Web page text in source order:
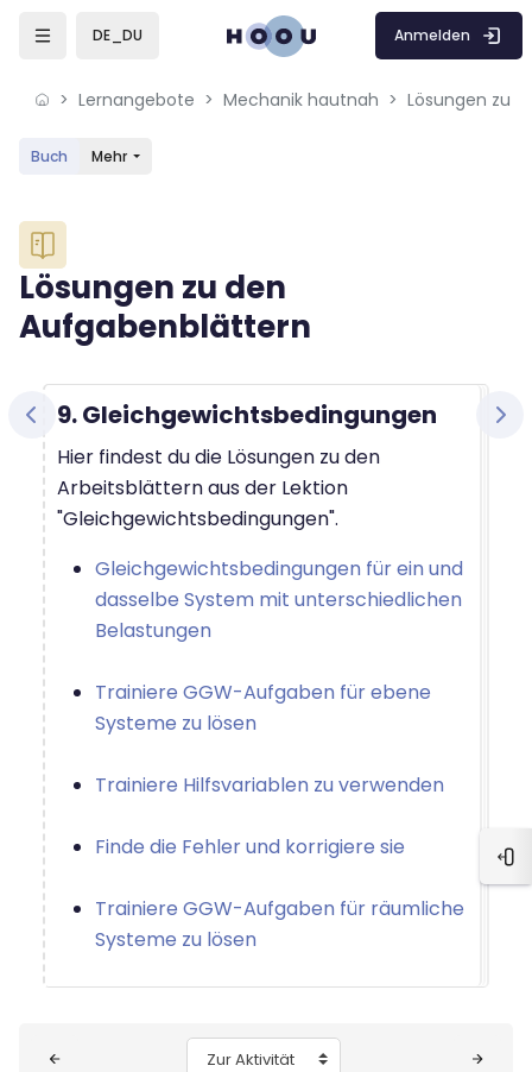
Skip to sidebar navigation menu
Skip to mobile navigation menu
Skip to sidebar hidden blocks
DE_DU Anmelden
Lernangebote Mechanik hautnah Lösungen zu
Buch Mehr
Blöcke
Lösungen zu den
Aufgabenblättern
Blöcke
Abschlussbedingungen
9. Gleichgewichtsbedingungen
Hier findest du die Lösungen zu den
Arbeitsblättern aus der Lektion
"Gleichgewichtsbedingungen".
Gleichgewichtsbedingungen für ein und
dasselbe System mit unterschiedlichen
Belastungen
Trainiere GGW-Aufgaben für ebene
Systeme zu lösen
Trainiere Hilfsvariablen zu verwenden
Finde die Fehler und korrigiere sie
Trainiere GGW-Aufgaben für räumliche
Systeme zu lösen
Zur Aktivität